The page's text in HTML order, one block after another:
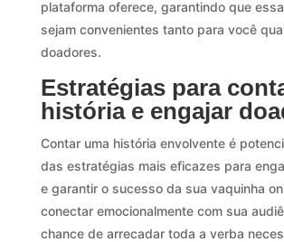
plataforma oferece, garantindo que
sejam convenientes tanto para você
doadores.
Estratégias para
história e engajar
Contar uma história envolvente é
das estratégias mais eficazes para
e garantir o sucesso da sua vaquinha
conectar emocionalmente com sua
chance de arrecadar toda a verba